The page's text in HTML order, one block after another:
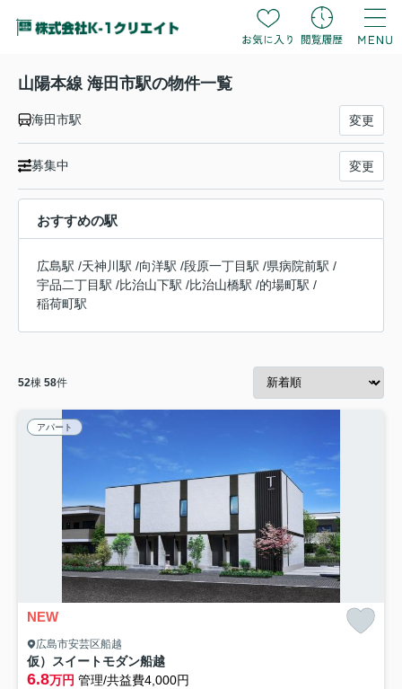
山陽本線 海田市駅の物件一覧
海田市駅 変更
募集中 変更
おすすめの駅
広島駅 /天神川駅 /向洋駅 /段原一丁目駅 /県病院前駅 /
宇品二丁目駅 /比治山下駅 /比治山橋駅 /的場町駅 /
稲荷町駅
52棟 58件
アパート
NEW
広島市安芸区船越
仮）スイートモダン船越
6.8万円 管理/共益費4,000円